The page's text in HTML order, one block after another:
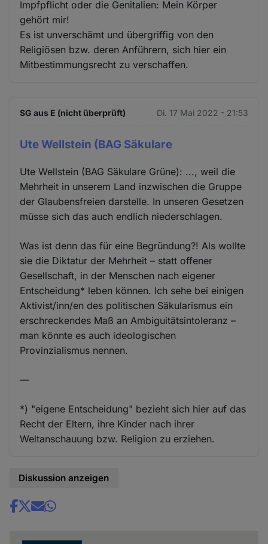
Impfpflicht oder die Genitalien: Mein Körper
gehört mir!
Es ist unverschämt und übergriffig von den
Religiösen bzw. deren Anführern, sich hier ein
Mitbestimmungsrecht zu verschaffen.
SG aus E (nicht überprüft) Di. 17 Mai 2022 - 21:53
Ute Wellstein (BAG Säkulare
Ute Wellstein (BAG Säkulare Grüne): ..., weil die
Mehrheit in unserem Land inzwischen die Gruppe
der Glaubensfreien darstelle. In unseren Gesetzen
müsse sich das auch endlich niederschlagen.
Was ist denn das für eine Begründung?! Als wollte
sie die Diktatur der Mehrheit – statt offener
Gesellschaft, in der Menschen nach eigener
Entscheidung* leben können. Ich sehe bei einigen
Aktivist/inn/en des politischen Säkularismus ein
erschreckendes Maß an Ambiguitätsintoleranz –
man könnte es auch ideologischen
Provinzialismus nennen.
—
*) "eigene Entscheidung" bezieht sich hier auf das
Recht der Eltern, ihre Kinder nach ihrer
Weltanschauung bzw. Religion zu erziehen.
Diskussion anzeigen
Share